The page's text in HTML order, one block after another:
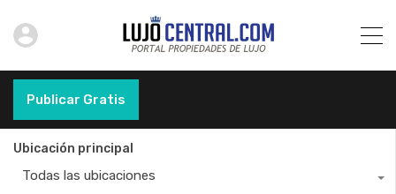
Publicar Gratis
Ubicación principal
Todas las ubicaciones